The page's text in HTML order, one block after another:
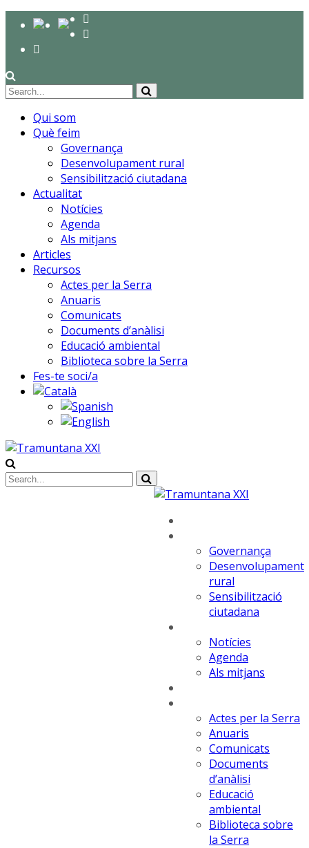
Qui som
Què feim
Governança
Desenvolupament rural
Sensibilització ciutadana
Actualitat
Notícies
Agenda
Als mitjans
Articles
Recursos
Actes per la Serra
Anuaris
Comunicats
Documents d’anàlisi
Educació ambiental
Biblioteca sobre la Serra
Fes-te soci/a
Governança
Desenvolupament
rural
Sensibilització
ciutadana
Notícies
Agenda
Als mitjans
Actes per la Serra
Anuaris
Comunicats
Documents
d’anàlisi
Educació
ambiental
Biblioteca sobre
la Serra